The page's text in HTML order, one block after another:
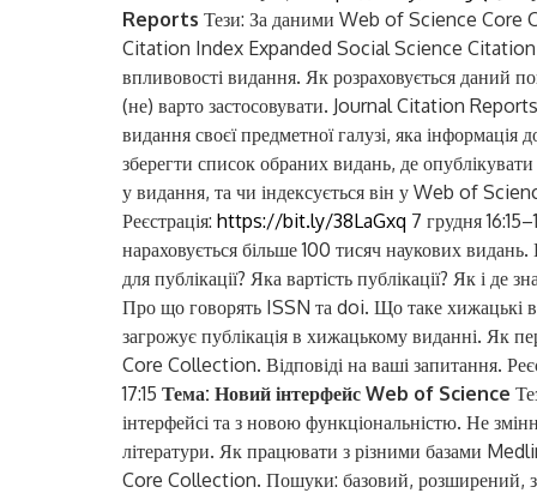
Reports Тези: За даними Web of Science Core
Citation Index Expanded Social Science Citation
впливовості видання. Як розраховується даний
(не) варто застосовувати. Journal Citation
видання своєї предметної галузі, яка інформація
зберегти список обраних видань, де
у видання, та чи індексується він у Web of
Реєстрація: https://bit.ly/38LaGxq 7 грудня
нараховується більше 100 тисяч наукових
для публікації? Яка вартість публікації? Як і де
Про що говорять ISSN та doi. Що таке хижацькі
загрожує публікація в хижацькому виданні. Як
Core Collection. Відповіді на ваші запитання.
17:15 Тема: Новий інтерфейс Web of Science
інтерфейсі та з новою функціональністю. Не
літератури. Як працювати з різними базами
Core Collection. Пошуки: базовий, розширений, за